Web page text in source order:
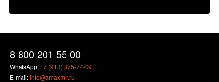
8 800 201 55 00
WhatsApp:+7 (913) 375-74-09
E-mail:info@amaxmir.ru